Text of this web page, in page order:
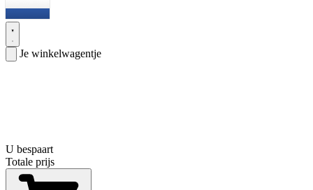
Je winkelwagentje
U bespaart
Totale prijs